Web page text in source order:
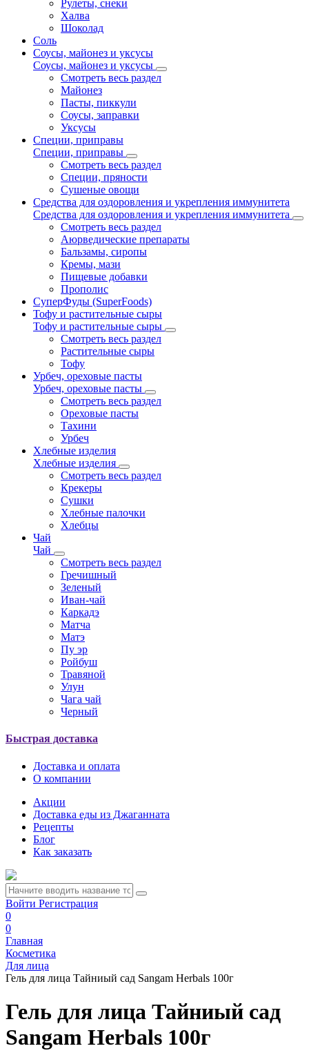
Рулеты, снеки
Халва
Шоколад
Соль
Соусы, майонез и уксусы
Соусы, майонез и уксусы
Смотреть весь раздел
Майонез
Пасты, пиккули
Соусы, заправки
Уксусы
Специи, приправы
Специи, приправы
Смотреть весь раздел
Специи, пряности
Сушеные овощи
Средства для оздоровления и укрепления иммунитета
Средства для оздоровления и укрепления иммунитета
Смотреть весь раздел
Аюрведические препараты
Бальзамы, сиропы
Кремы, мази
Пищевые добавки
Прополис
СуперФуды (SuperFoods)
Тофу и растительные сыры
Тофу и растительные сыры
Смотреть весь раздел
Растительные сыры
Тофу
Урбеч, ореховые пасты
Урбеч, ореховые пасты
Смотреть весь раздел
Ореховые пасты
Тахини
Урбеч
Хлебные изделия
Хлебные изделия
Смотреть весь раздел
Крекеры
Сушки
Хлебные палочки
Хлебцы
Чай
Чай
Смотреть весь раздел
Гречишный
Зеленый
Иван-чай
Каркадэ
Матча
Матэ
Пу эр
Ройбуш
Травяной
Улун
Чага чай
Черный
Быстрая доставка
Доставка и оплата
О компании
Акции
Доставка еды из Джаганната
Рецепты
Блог
Как заказать
Войти Регистрация
0
0
Главная
Косметика
Для лица
Гель для лица Тайниый сад Sangam Herbals 100г
Гель для лица Тайниый сад
Sangam Herbals 100г